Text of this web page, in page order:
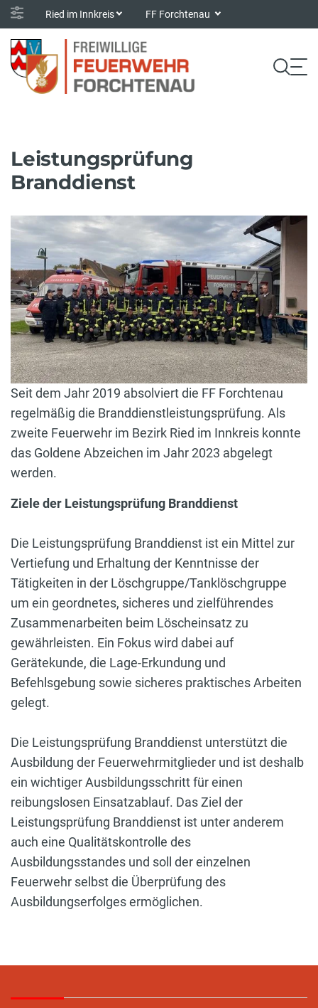
Ried im Innkreis FF Forchtenau
Leistungsprüfung
Branddienst
Seit dem Jahr 2019 absolviert die FF Forchtenau
regelmäßig die Branddienstleistungsprüfung. Als
zweite Feuerwehr im Bezirk Ried im Innkreis konnte
das Goldene Abzeichen im Jahr 2023 abgelegt
werden.
Ziele der Leistungsprüfung Branddienst
Die Leistungsprüfung Branddienst ist ein Mittel zur
Vertiefung und Erhaltung der Kenntnisse der
Tätigkeiten in der Löschgruppe/Tanklöschgruppe
um ein geordnetes, sicheres und zielführendes
Zusammenarbeiten beim Löscheinsatz zu
gewährleisten. Ein Fokus wird dabei auf
Gerätekunde, die Lage-Erkundung und
Befehlsgebung sowie sicheres praktisches Arbeiten
gelegt.
Die Leistungsprüfung Branddienst unterstützt die
Ausbildung der Feuerwehrmitglieder und ist deshalb
ein wichtiger Ausbildungsschritt für einen
reibungslosen Einsatzablauf. Das Ziel der
Leistungsprüfung Branddienst ist unter anderem
auch eine Qualitätskontrolle des
Ausbildungsstandes und soll der einzelnen
Feuerwehr selbst die Überprüfung des
Ausbildungserfolges ermöglichen.